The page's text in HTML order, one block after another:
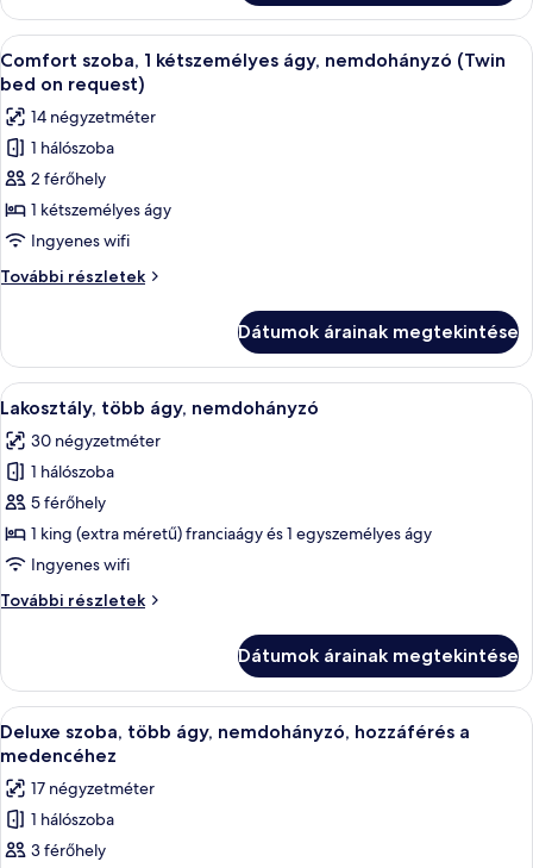
nemdohányzó
ágy,
nemdohányzó
további
részletei
A
következő
szoba
összes
képének
megtekintése:
Comfort
szoba,
1
kétszemélyes
nemdohányzó
(Twin
bed
on
request)
Egy szállodai szoba, amelyben egy
8
Comfort szoba, 1 kétszemélyes ágy, nemdohányzó (Twin
bed on request)
14 négyzetméter
1 hálószoba
2 férőhely
1 kétszemélyes ágy
Ingyenes wifi
További részletek
Comfort
ágy,
nemdohányzó
(Twin
on
request)
részletei
Dátumok árainak megtekintése
A
következő
szoba
összes
képének
megtekintése:
Lakosztály,
ágy,
Egy hálószoba, amelyben ferde a
8
Lakosztály, több ágy, nemdohányzó
30 négyzetméter
1 hálószoba
5 férőhely
1 king (extra méretű) franciaágy és 1 egyszemélyes ágy
Ingyenes wifi
További részletek
Lakosztály,
további
részletei
Dátumok árainak megtekintése
A
következő
szoba
összes
képének
megtekintése:
Egy szállodai szoba két ággyal,
4
Deluxe szoba, több ágy, nemdohányzó, hozzáférés a
medencéhez
17 négyzetméter
1 hálószoba
3 férőhely